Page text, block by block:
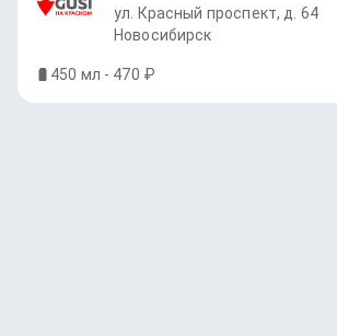
ул. Красный проспект, д. 64
Новосибирск
450 мл - 470 ₽